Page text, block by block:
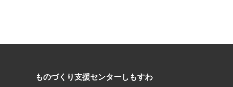
ものづくり支援センターしもすわ